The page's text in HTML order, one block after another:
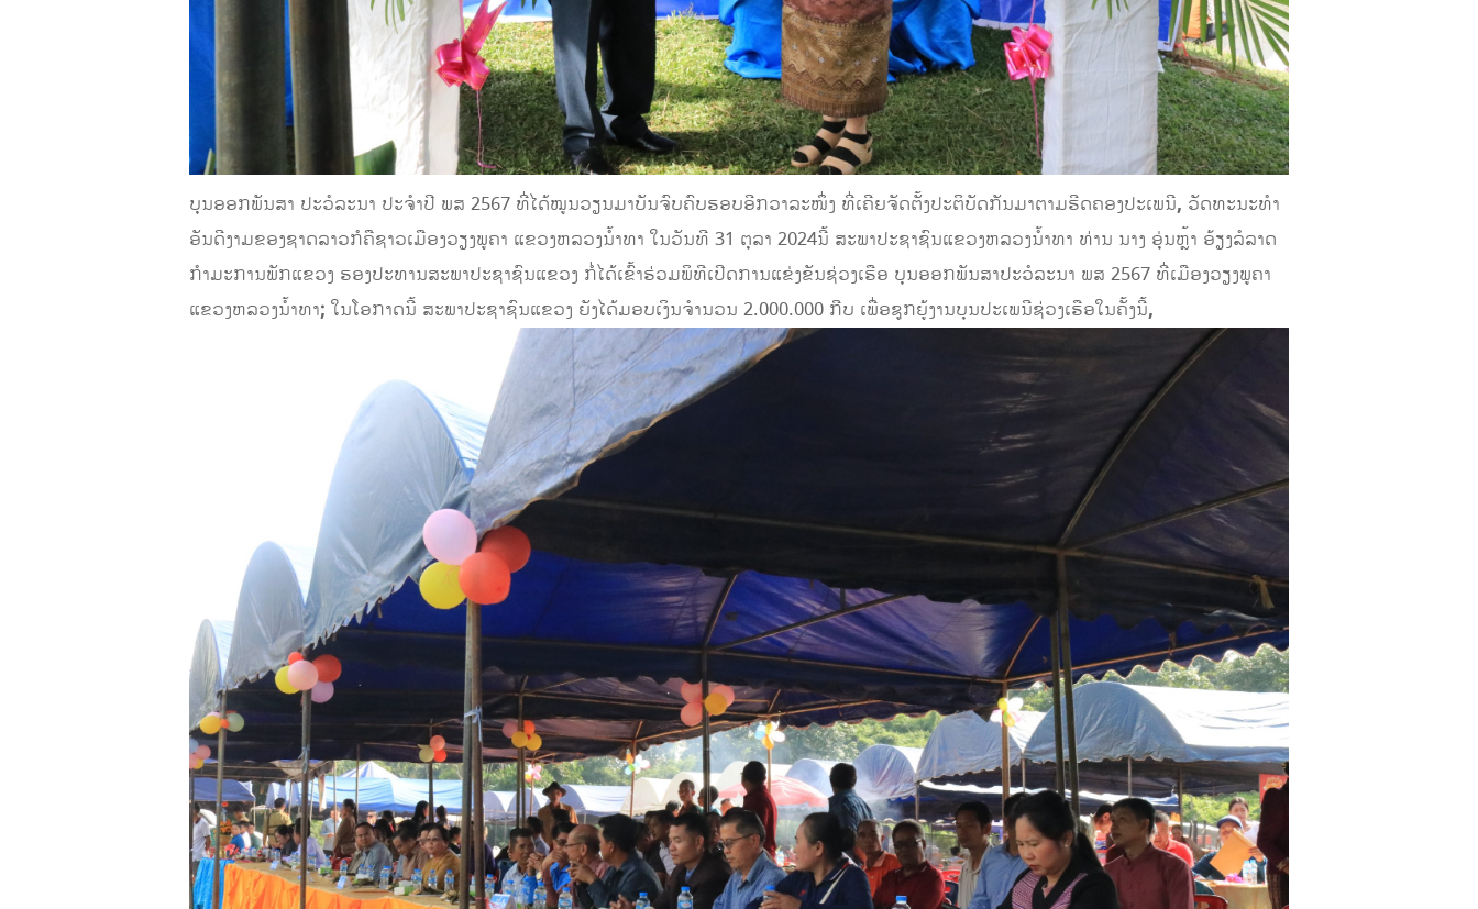
ບຸນອອກພັນສາ ປະວໍລະນາ ປະຈໍາປີ ພສ 2567 ທີ່ໄດ້ໝູນວຽນມາບັນຈົບຄົບຮອບອີກວາລະໜຶ່ງ ທີ່ເຄີຍຈັດຕັ້ງປະຕິບັດກັນມາຕາມຮີດຄອງປະເພນີ, ວັດທະນະທໍາ
ອັນດີງາມຂອງຊາດລາວກໍຄືຊາວເມືອງວຽງພູຄາ ແຂວງຫລວງນ້ຳທາ ໃນວັນທີ 31 ຕຸລາ 2024ນີ້ ສະພາປະຊາຊົນແຂວງຫລວງນ້ຳທາ ທ່ານ ນາງ ອຸ່ນຫຼ້າ ອ້ຽງລໍລາດ
ກໍາມະການພັກແຂວງ ຮອງປະທານສະພາປະຊາຊົນແຂວງ ກໍ່ໄດ້ເຂົ້າຮ່ວມພິທີເປີດການແຂ່ງຂັນຊ່ວງເຮືອ ບຸນອອກພັນສາປະວໍລະນາ ພສ 2567 ທີ່ເມືອງວຽງພູຄາ
ແຂວງຫລວງນ້ຳທາ; ໃນໂອກາດນີ້ ສະພາປະຊາຊົນແຂວງ ຍັງໄດ້ມອບເງິນຈໍານວນ 2.000.000 ກີບ ເພື່ອຊູກຍູ້ງານບຸນປະເພນີຊ່ວງເຮືອໃນຄັ້ງນີ້,